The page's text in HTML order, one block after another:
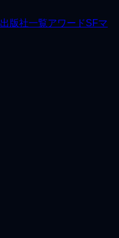
出版社一覧アワードSFマ